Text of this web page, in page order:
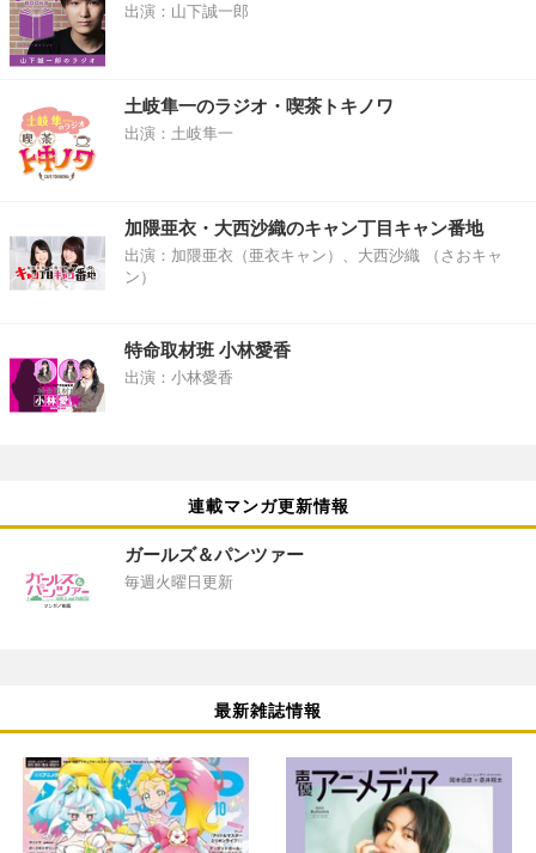
出演：山下誠一郎
土岐隼一のラジオ・喫茶トキノワ
出演：土岐隼一
加隈亜衣・大西沙織のキャン丁目キャン番地
出演：加隈亜衣（亜衣キャン）、大西沙織 （さおキャ
ン）
特命取材班 小林愛香
出演：小林愛香
連載マンガ更新情報
ガールズ＆パンツァー
毎週火曜日更新
最新雑誌情報